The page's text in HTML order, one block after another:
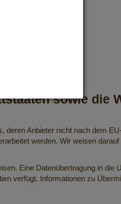
sowie die
deren Anbieter nicht nach dem
werden. Wir weisen
Eine Datenübertragung in die
verfügt. Informationen zu